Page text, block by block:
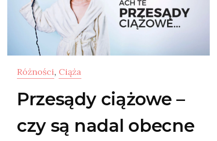
Różności, Ciąża
Przesądy ciążowe –
czy są nadal obecne